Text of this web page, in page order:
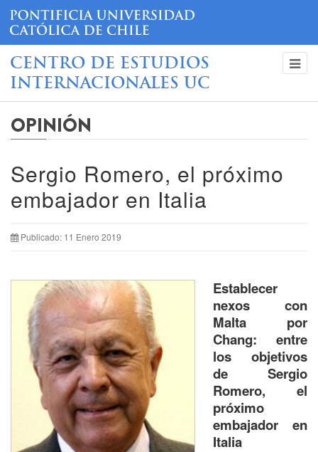
CENTRO DE ESTUDIOS
INTERNACIONALES UC
OPINIÓN
Sergio Romero, el próximo
embajador en Italia
Publicado: 11 Enero 2019
Establecer
nexos con
Malta por
Chang: entre
los objetivos
de Sergio
Romero, el
próximo
embajador en
Italia